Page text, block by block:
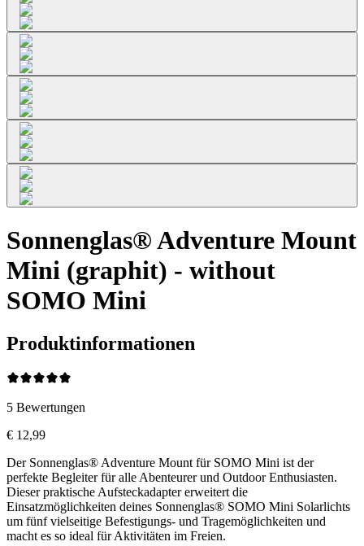
Sonnenglas® Adventure Mount
Mini (graphit) - without
SOMO Mini
Produktinformationen
5 Bewertungen
€ 12,99
Der Sonnenglas® Adventure Mount für SOMO Mini ist der
perfekte Begleiter für alle Abenteurer und Outdoor Enthusiasten.
Dieser praktische Aufsteckadapter erweitert die
Einsatzmöglichkeiten deines Sonnenglas® SOMO Mini Solarlichts
um fünf vielseitige Befestigungs- und Tragemöglichkeiten und
macht es so ideal für Aktivitäten im Freien.